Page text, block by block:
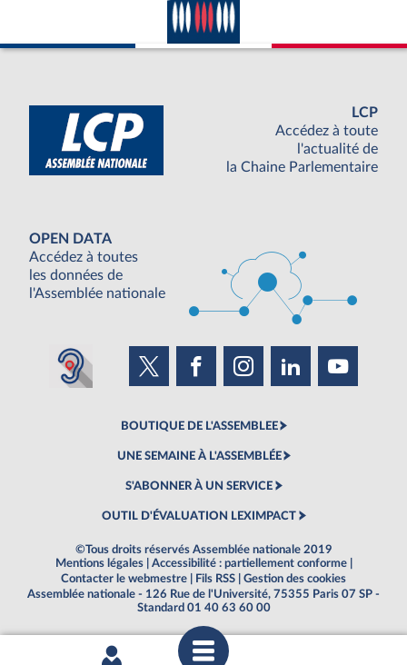
LCP
Accédez à toute
l'actualité de
la Chaine Parlementaire
OPEN DATA
Accédez à toutes
les données de
l'Assemblée nationale
BOUTIQUE DE L'ASSEMBLEE
UNE SEMAINE À L'ASSEMBLÉE
S'ABONNER À UN SERVICE
OUTIL D'ÉVALUATION LEXIMPACT
©Tous droits réservés Assemblée nationale 2019
Mentions légales
Accessibilité : partiellement conforme
Contacter le webmestre
Fils RSS
Gestion des cookies
Assemblée nationale - 126 Rue de l'Université, 75355 Paris 07 SP -
Standard 01 40 63 60 00